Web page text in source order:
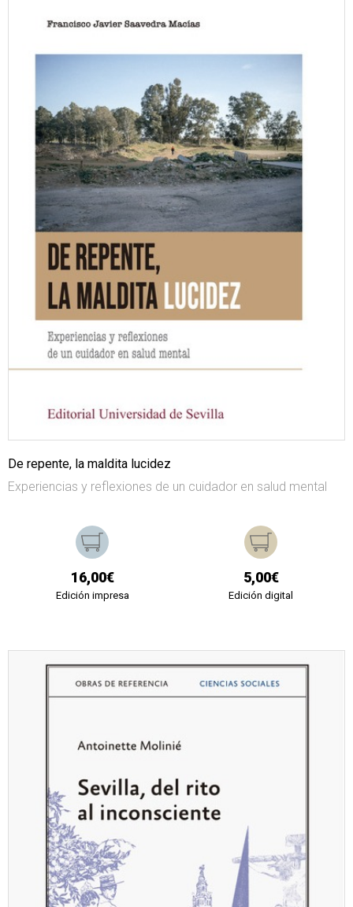
De repente, la maldita lucidez
Experiencias y reflexiones de un cuidador en salud mental
16,00€
Edición impresa
5,00€
Edición digital